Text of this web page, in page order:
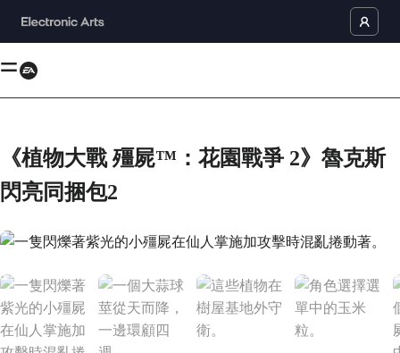
《植物大戰 殭屍™：花園戰爭 2》魯克斯
閃亮同捆包2
一隻閃爍著紫光的小殭屍在仙人掌施加攻擊時混亂捲動著。現